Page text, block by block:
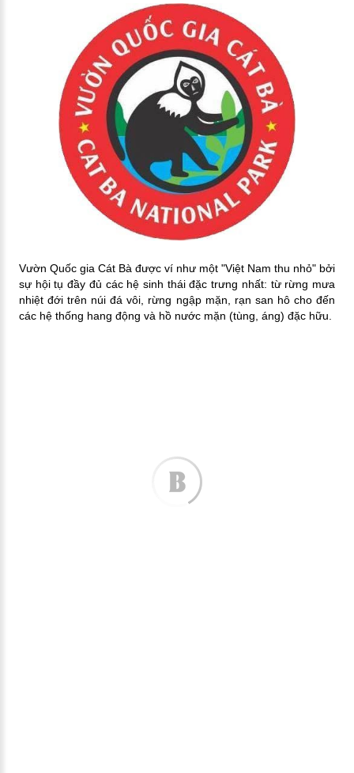
Vườn Quốc gia Cát Bà được ví như một "Việt Nam thu nhỏ" bởi
sự hội tụ đầy đủ các hệ sinh thái đặc trưng nhất: từ rừng mưa
nhiệt đới trên núi đá vôi, rừng ngập mặn, rạn san hô cho đến
các hệ thống hang động và hồ nước mặn (tùng, áng) đặc hữu.